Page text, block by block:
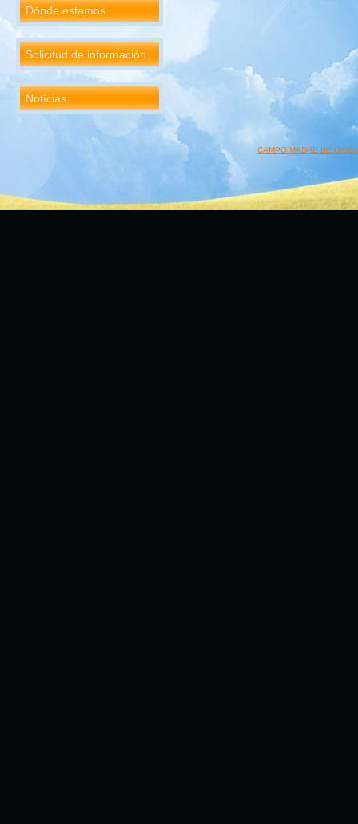
Dónde estamos
Solicitud de información
Notícias
CAMPO MADRE DE DIOS